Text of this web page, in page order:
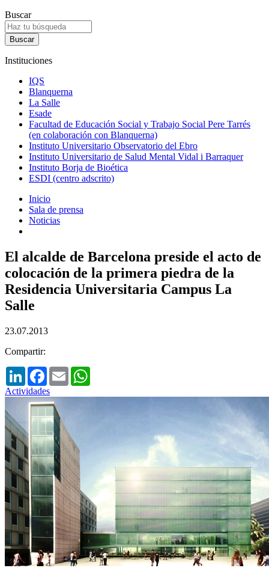
Buscar
Instituciones
IQS
Blanquerna
La Salle
Esade
Facultad de Educación Social y Trabajo Social Pere Tarrés
(en colaboración con Blanquerna)
Instituto Universitario Observatorio del Ebro
Instituto Universitario de Salud Mental Vidal i Barraquer
Instituto Borja de Bioética
ESDI (centro adscrito)
Inicio
Sala de prensa
Noticias
El alcalde de Barcelona preside el acto de
colocación de la primera piedra de la
Residencia Universitaria Campus La
Salle
23.07.2013
Compartir:
LinkedInFacebook
Email
Actividades